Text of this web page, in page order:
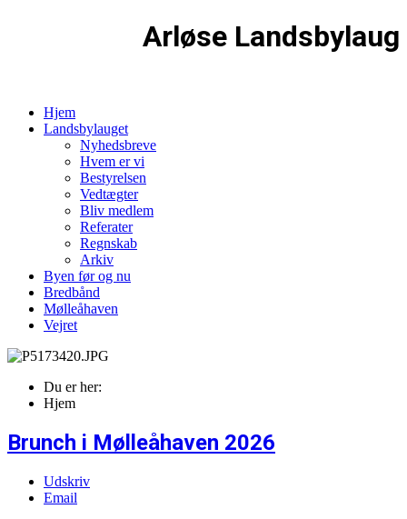
Arløse Landsbylaug
Hjem
Landsbylauget
Nyhedsbreve
Hvem er vi
Bestyrelsen
Vedtægter
Bliv medlem
Referater
Regnskab
Arkiv
Byen før og nu
Bredbånd
Mølleåhaven
Vejret
Du er her:
Hjem
Brunch i Mølleåhaven 2026
Udskriv
Email